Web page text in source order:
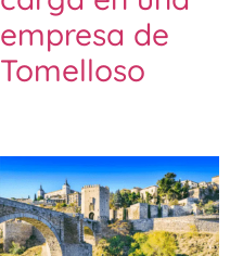
empresa de
Tomelloso